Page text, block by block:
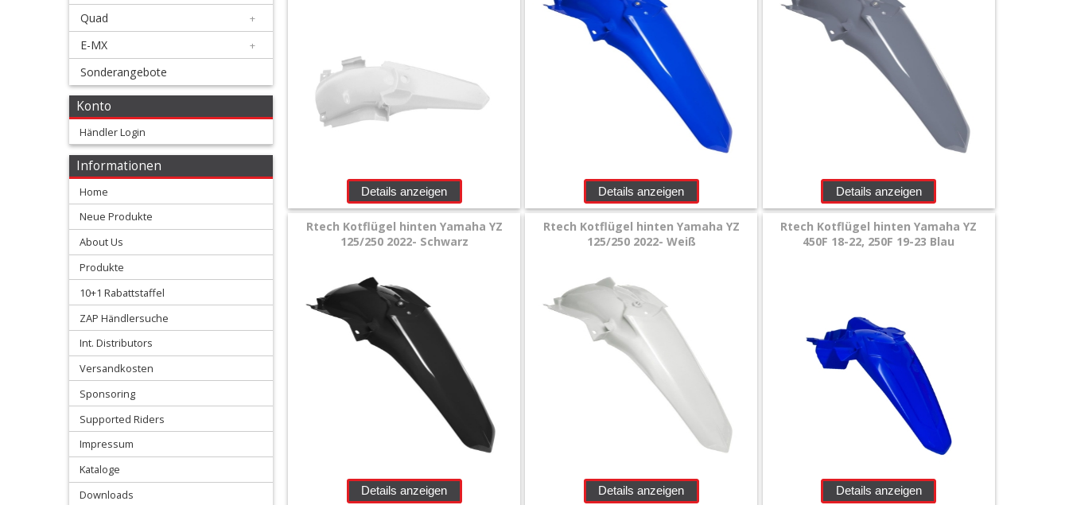
Suzuki
Kawasaki
Yamaha
Gabelschützer
Handprotectoren
Kettenführung
Kotflügel
hinten
Kotflügel
Kühlerspoiler
Nummerntafeln
Quad +
E-MX +
Sonderangebote
Konto
Händler Login
Informationen
Home
Neue Produkte
About Us
Produkte
10+1 Rabattstaffel
ZAP Händlersuche
Int. Distributors
Versandkosten
Sponsoring
Supported Riders
Impressum
Kataloge
Downloads
Details anzeigen Details anzeigen Details anzeigen
Rtech Kotflügel hinten Yamaha YZ
125/250 2022- Schwarz
Details anzeigen
Rtech Kotflügel hinten Yamaha YZ
125/250 2022- Weiß
Details anzeigen
Rtech Kotflügel hinten Yamaha YZ
450F 18-22, 250F 19-23 Blau
Details anzeigen